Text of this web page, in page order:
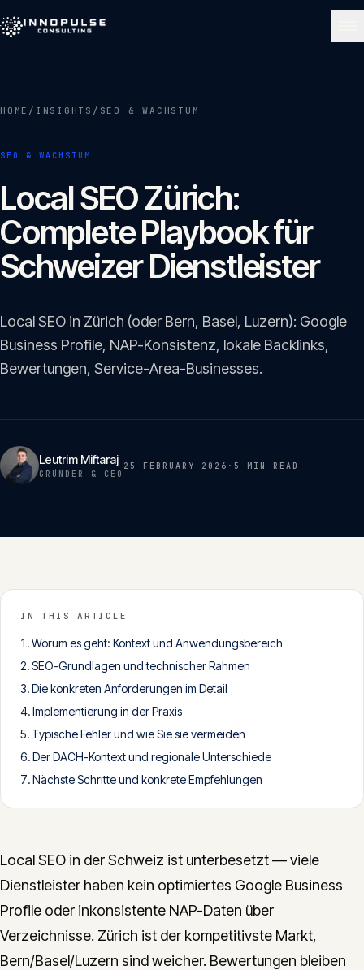
Über uns 02
Leistungen 03
Portfolio 04
Insights
Glossar
info@innopulse.io+41 79 508 28 06
Gotthardstrasse 30, 6300 Zug
HOME / INSIGHTS / SEO & WACHSTUM
SEO & WACHSTUM
Local SEO Zürich:
Complete Playbook für
Schweizer Dienstleister
Local SEO in Zürich (oder Bern, Basel, Luzern): Google
Business Profile, NAP-Konsistenz, lokale Backlinks,
Bewertungen, Service-Area-Businesses.
Leutrim Miftaraj
GRÜNDER & CEO
25 FEBRUARY 2026 · 5 MIN READ
IN THIS ARTICLE
Worum es geht: Kontext und Anwendungsbereich
SEO-Grundlagen und technischer Rahmen
Die konkreten Anforderungen im Detail
Implementierung in der Praxis
Typische Fehler und wie Sie sie vermeiden
Der DACH-Kontext und regionale Unterschiede
Nächste Schritte und konkrete Empfehlungen
Local SEO in der Schweiz ist unterbesetzt — viele
Dienstleister haben kein optimiertes Google Business
Profile oder inkonsistente NAP-Daten über
Verzeichnisse. Zürich ist der kompetitivste Markt,
Bern/Basel/Luzern sind weicher. Bewertungen bleiben